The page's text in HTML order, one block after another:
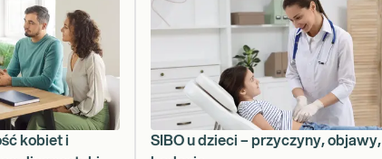
kobiet i
SIBO u dzieci – przyczyny, objawy,